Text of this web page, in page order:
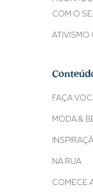
COM O
ATIVISMO
FAÇA
MODA &
NA RUA
COMECE